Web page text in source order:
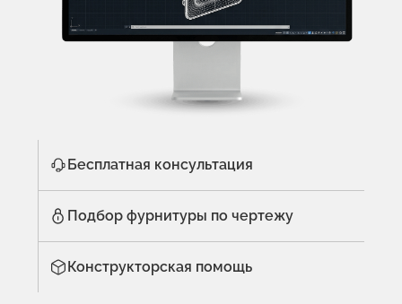
Бесплатная консультация
Подбор фурнитуры по чертежу
Конструкторская помощь